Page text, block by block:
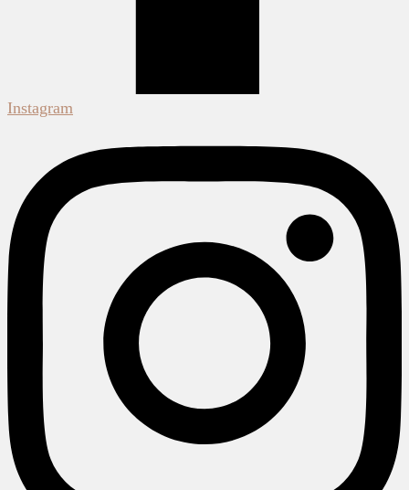
Instagram